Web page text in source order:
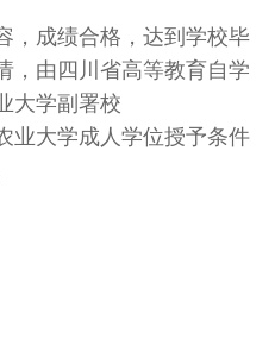
，成绩合格，达到学校毕
，由四川省高等教育自学
大学副署校
业大学成人学位授予条件